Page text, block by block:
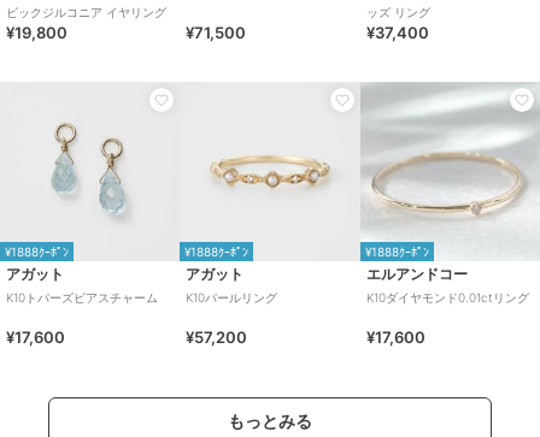
ビックジルコニア イヤリング
¥19,800 ¥71,500
ッズ リング
¥37,400
¥1888ｸｰﾎﾟﾝ
アガット
K10トパーズピアスチャーム
¥17,600
¥1888ｸｰﾎﾟﾝ
アガット
K10パールリング
¥57,200
¥1888ｸｰﾎﾟﾝ
エルアンドコー
K10ダイヤモンド0.01ctリング
¥17,600
もっとみる